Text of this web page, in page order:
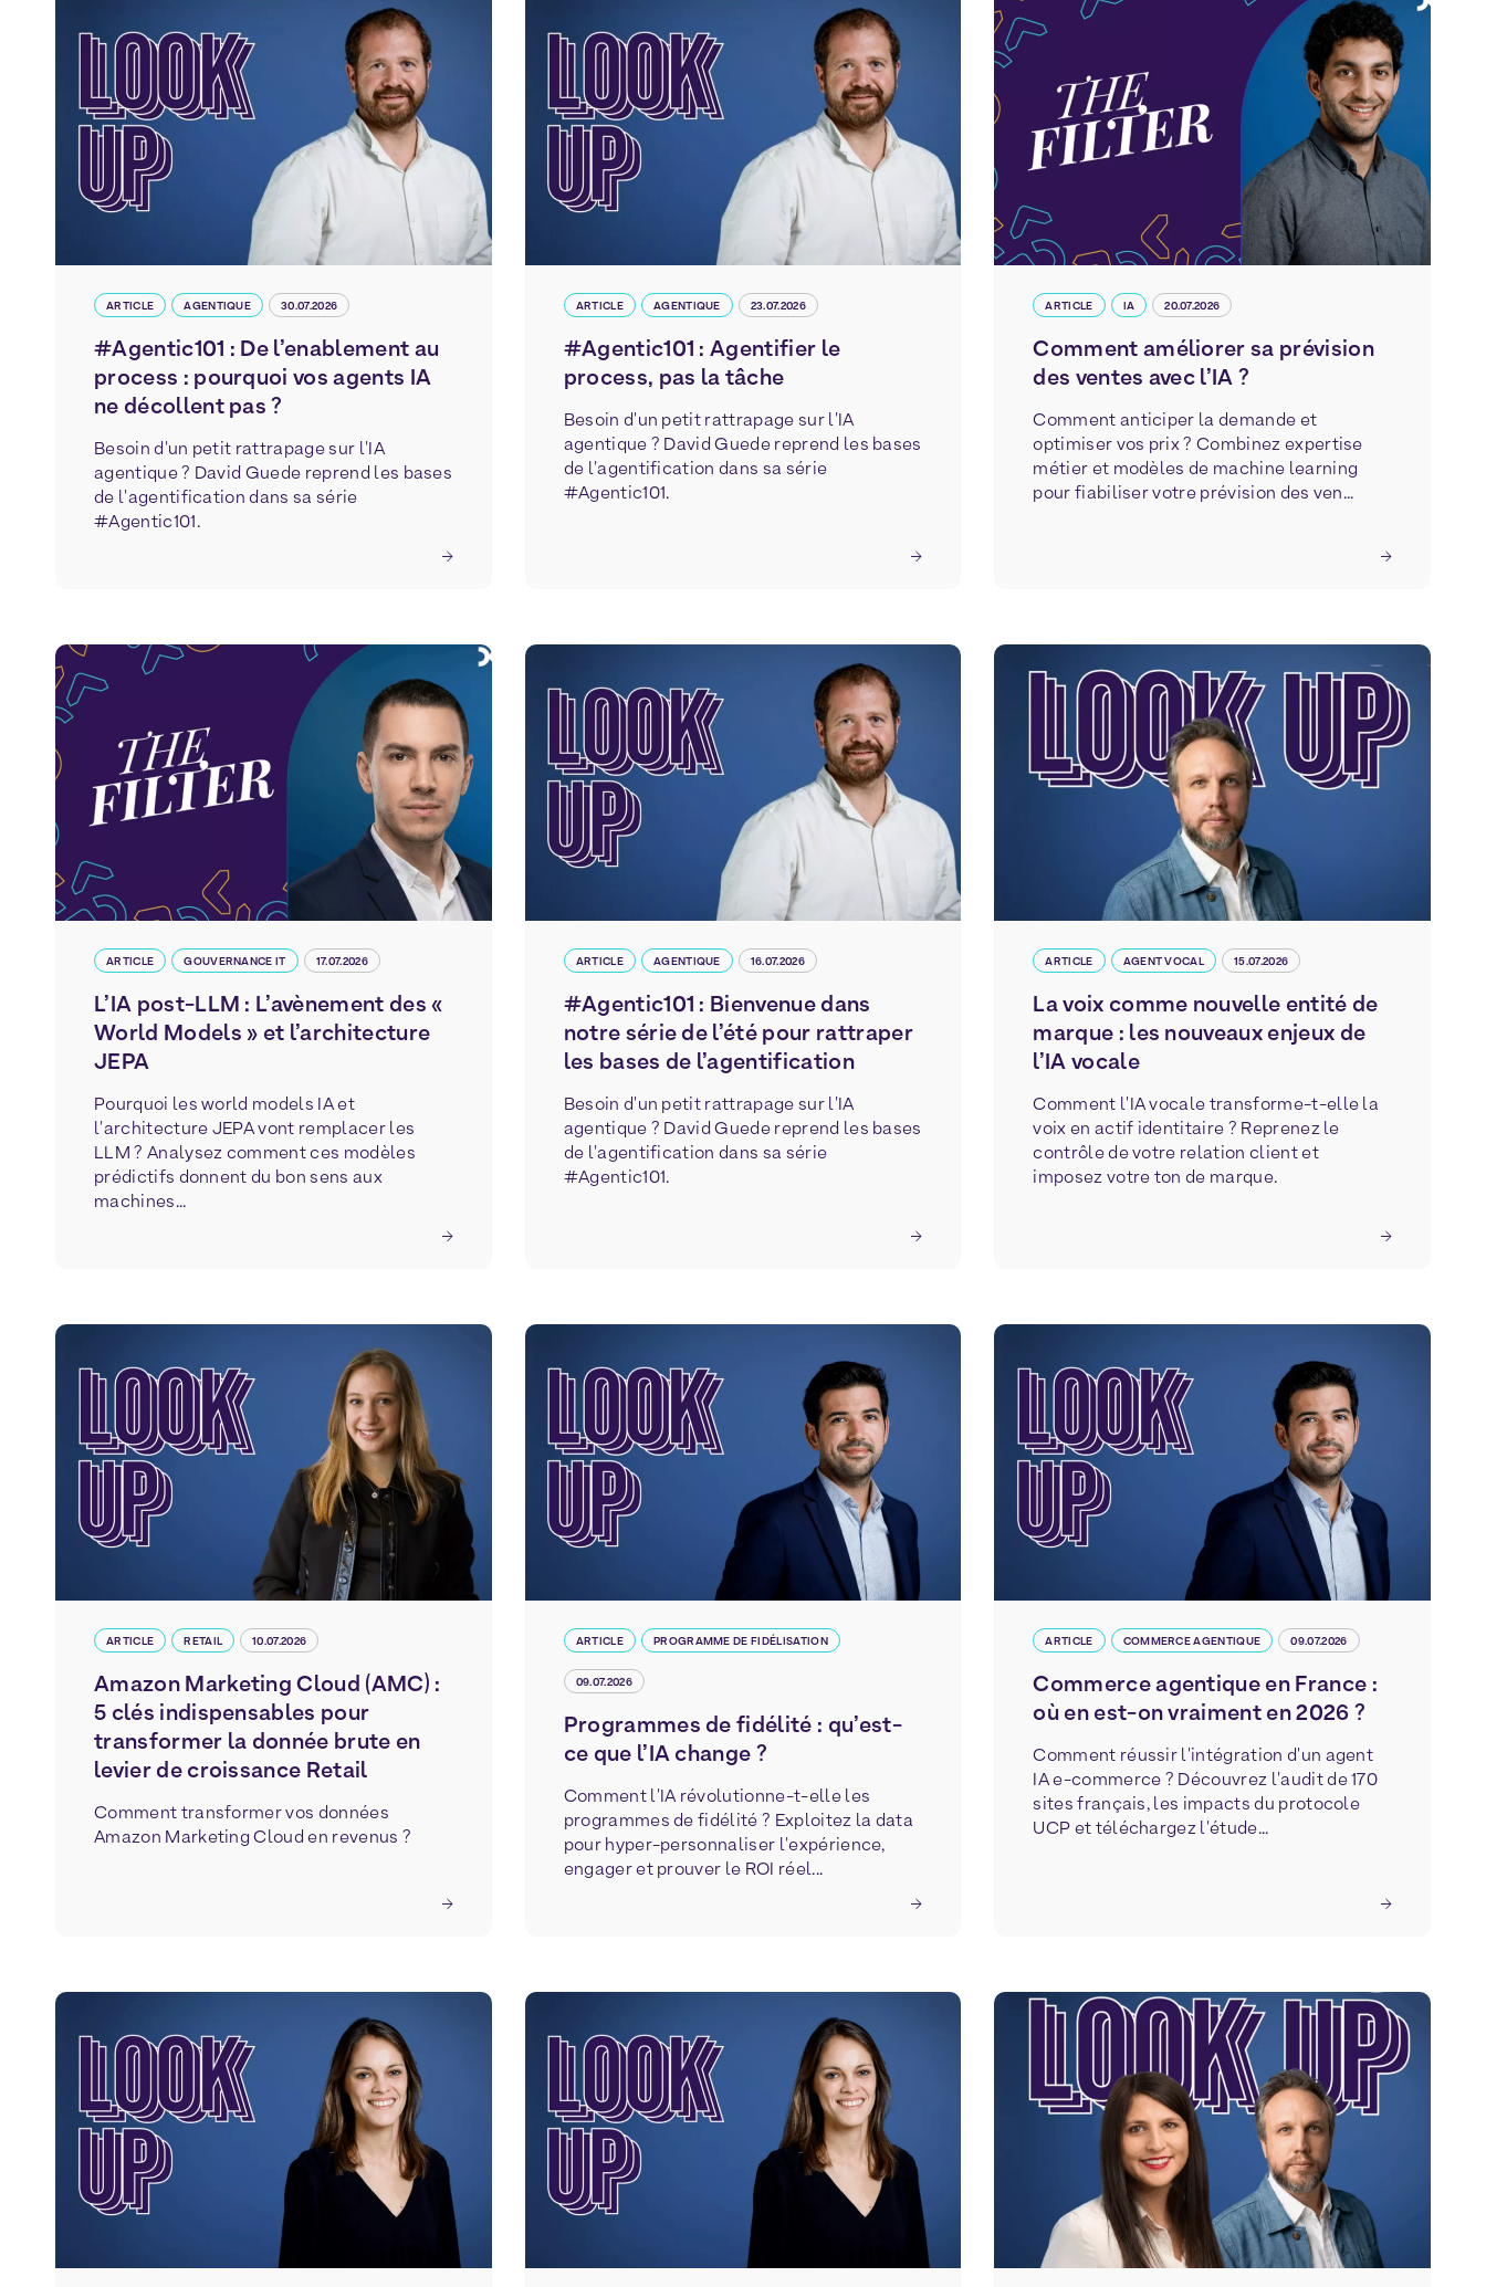
ARTICLE AGENTIQUE 30.07.2026
#Agentic101 : De l’enablement au
process : pourquoi vos agents IA
ne décollent pas ?
Besoin d'un petit rattrapage sur l'IA
agentique ? David Guede reprend les bases
de l'agentification dans sa série
#Agentic101.
ARTICLE AGENTIQUE 23.07.2026
#Agentic101 : Agentifier le
process, pas la tâche
Besoin d'un petit rattrapage sur l'IA
agentique ? David Guede reprend les bases
de l'agentification dans sa série
#Agentic101.
ARTICLE IA 20.07.2026
Comment améliorer sa prévision
des ventes avec l’IA ?
Comment anticiper la demande et
optimiser vos prix ? Combinez expertise
métier et modèles de machine learning
pour fiabiliser votre prévision des ven...
ARTICLE GOUVERNANCE IT 17.07.2026
L’IA post-LLM : L’avènement des «
World Models » et l’architecture
JEPA
Pourquoi les world models IA et
l'architecture JEPA vont remplacer les
LLM ? Analysez comment ces modèles
prédictifs donnent du bon sens aux
machines...
ARTICLE AGENTIQUE 16.07.2026
#Agentic101 : Bienvenue dans
notre série de l’été pour rattraper
les bases de l’agentification
Besoin d'un petit rattrapage sur l'IA
agentique ? David Guede reprend les bases
de l'agentification dans sa série
#Agentic101.
ARTICLE AGENT VOCAL 15.07.2026
La voix comme nouvelle entité de
marque : les nouveaux enjeux de
l’IA vocale
Comment l'IA vocale transforme-t-elle la
voix en actif identitaire ? Reprenez le
contrôle de votre relation client et
imposez votre ton de marque.
ARTICLE RETAIL 10.07.2026
Amazon Marketing Cloud (AMC) :
5 clés indispensables pour
transformer la donnée brute en
levier de croissance Retail
Comment transformer vos données
Amazon Marketing Cloud en revenus ?
ARTICLE PROGRAMME DE FIDÉLISATION
09.07.2026
Programmes de fidélité : qu’est-
ce que l’IA change ?
Comment l'IA révolutionne-t-elle les
programmes de fidélité ? Exploitez la data
pour hyper-personnaliser l'expérience,
engager et prouver le ROI réel...
ARTICLE COMMERCE AGENTIQUE 09.07.2026
Commerce agentique en France :
où en est-on vraiment en 2026 ?
Comment réussir l'intégration d'un agent
IA e-commerce ? Découvrez l'audit de 170
sites français, les impacts du protocole
UCP et téléchargez l'étude...